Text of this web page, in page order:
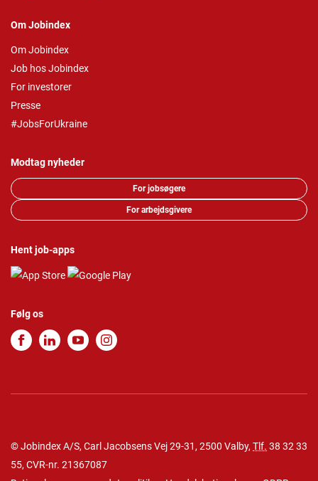
Om Jobindex
Om Jobindex
Job hos Jobindex
For investorer
Presse
#JobsForUkraine
Modtag nyheder
For jobsøgere
For arbejdsgivere
Hent job-apps
Følg os
© Jobindex A/S, Carl Jacobsens Vej 29-31, 2500 Valby, Tlf. 38 32 33
55, CVR-nr. 21367087